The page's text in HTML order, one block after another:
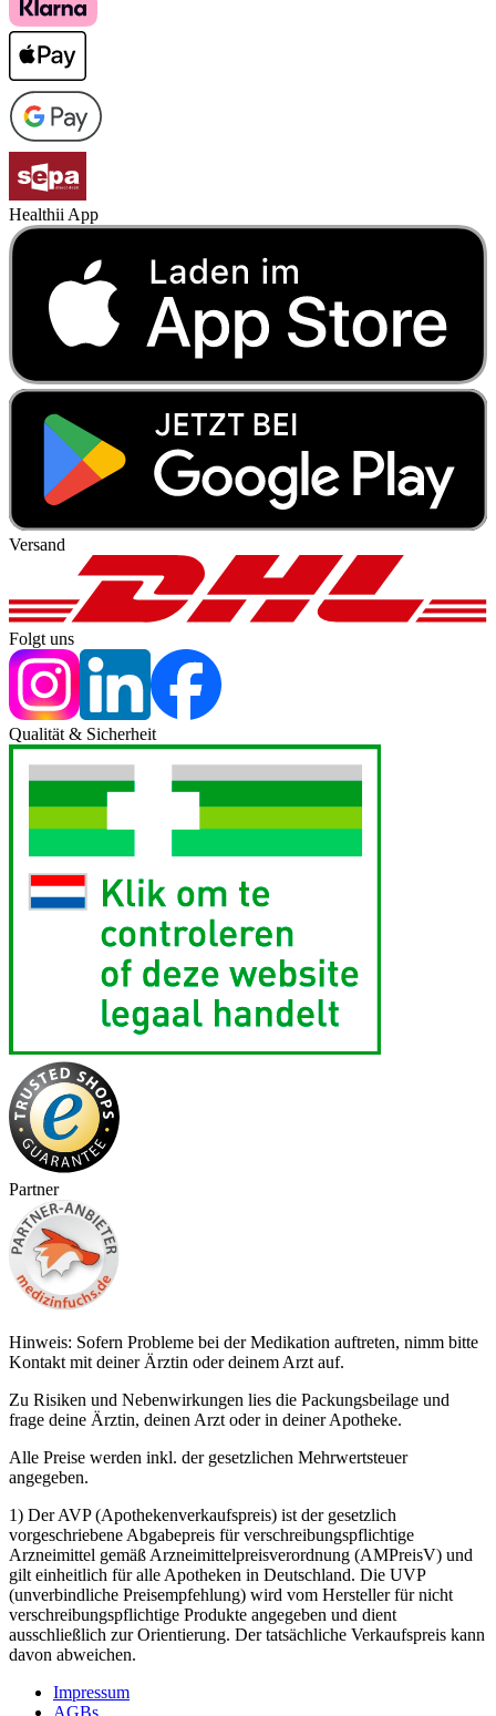
Healthii App
Versand
Folgt uns
Qualität & Sicherheit
Partner
Hinweis: Sofern Probleme bei der Medikation auftreten, nimm bitte
Kontakt mit deiner Ärztin oder deinem Arzt auf.
Zu Risiken und Nebenwirkungen lies die Packungsbeilage und
frage deine Ärztin, deinen Arzt oder in deiner Apotheke.
Alle Preise werden inkl. der gesetzlichen Mehrwertsteuer
angegeben.
1) Der AVP (Apothekenverkaufspreis) ist der gesetzlich
vorgeschriebene Abgabepreis für verschreibungspflichtige
Arzneimittel gemäß Arzneimittelpreisverordnung (AMPreisV) und
gilt einheitlich für alle Apotheken in Deutschland. Die UVP
(unverbindliche Preisempfehlung) wird vom Hersteller für nicht
verschreibungspflichtige Produkte angegeben und dient
ausschließlich zur Orientierung. Der tatsächliche Verkaufspreis kann
davon abweichen.
Impressum
AGBs